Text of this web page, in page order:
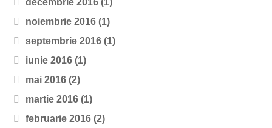
noiembrie 2016 (1)
septembrie 2016 (1)
iunie 2016 (1)
mai 2016 (2)
martie 2016 (1)
februarie 2016 (2)